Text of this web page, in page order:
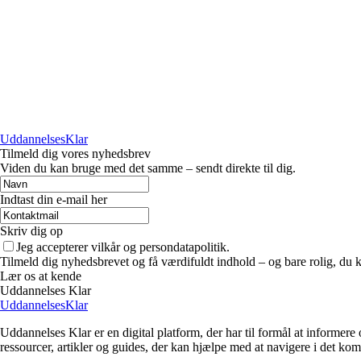
UddannelsesKlar
Tilmeld dig vores nyhedsbrev
Viden du kan bruge med det samme – sendt direkte til dig.
Indtast din e-mail her
Skriv dig op
Jeg accepterer vilkår og persondatapolitik.
Tilmeld dig nyhedsbrevet og få værdifuldt indhold – og bare rolig, du
Lær os at kende
Uddannelses Klar
UddannelsesKlar
Uddannelses Klar er en digital platform, der har til formål at
ressourcer, artikler og guides, der kan hjælpe med at navigere i det